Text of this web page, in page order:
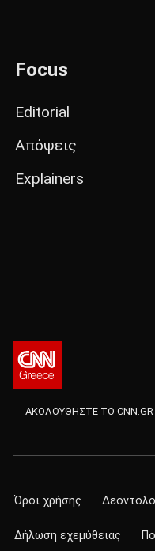
Focus
Editorial
Απόψεις
Explainers
ΑΚΟΛΟΥΘΗΣΤΕ ΤΟ CNN.GR
Όροι χρήσης
Δήλωση εχεμύθειας